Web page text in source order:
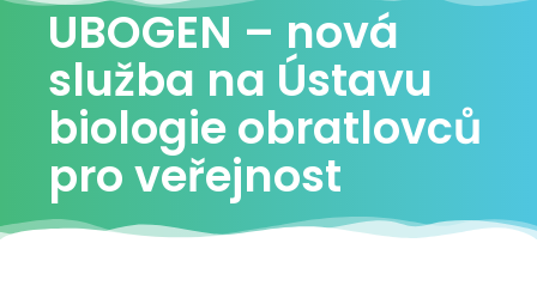
UBOGEN – nová
služba na Ústavu
biologie obratlovců
pro veřejnost